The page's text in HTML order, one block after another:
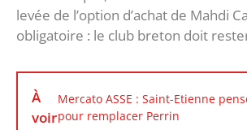
levée de l’option d’achat de Mahdi
obligatoire : le club breton doit
À
voir
Mercato ASSE : Saint-Etienne
pour remplacer Perrin